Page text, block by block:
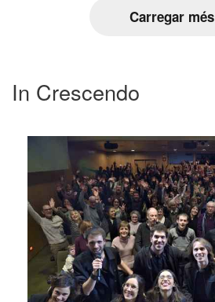
Carregar més
In Crescendo